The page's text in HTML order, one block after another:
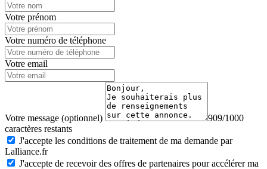
Votre prénom
Votre numéro de téléphone
Votre email
Votre message (optionnel)
909/1000
caractères restants
J'accepte les conditions de traitement de ma demande par
Lalliance.fr
J'accepte de recevoir des offres de partenaires pour accélérer ma